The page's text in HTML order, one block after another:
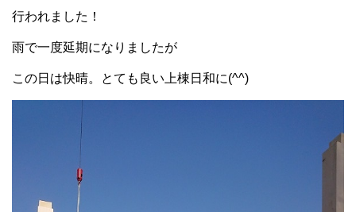
行われました！
雨で一度延期になりましたが
この日は快晴。とても良い上棟日和に(^^)